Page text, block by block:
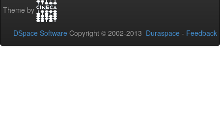
Theme by
DSpace Software Copyright © 2002-2013 Duraspace - Feedback